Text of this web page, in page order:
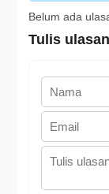
Belum ada
Tulis